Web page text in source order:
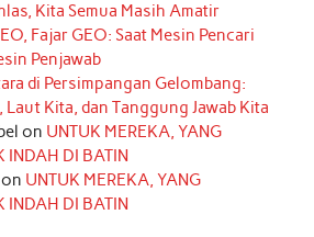
e
e
s
t
e
d
I
n
t
r
u
e
Kita Semua Masih Amatir
Fajar GEO: Saat Mesin Pencari
Penjawab
di Persimpangan Gelombang:
Kita, dan Tanggung Jawab Kita
on UNTUK MEREKA, YANG
INDAH DI BATIN
on UNTUK MEREKA, YANG
INDAH DI BATIN